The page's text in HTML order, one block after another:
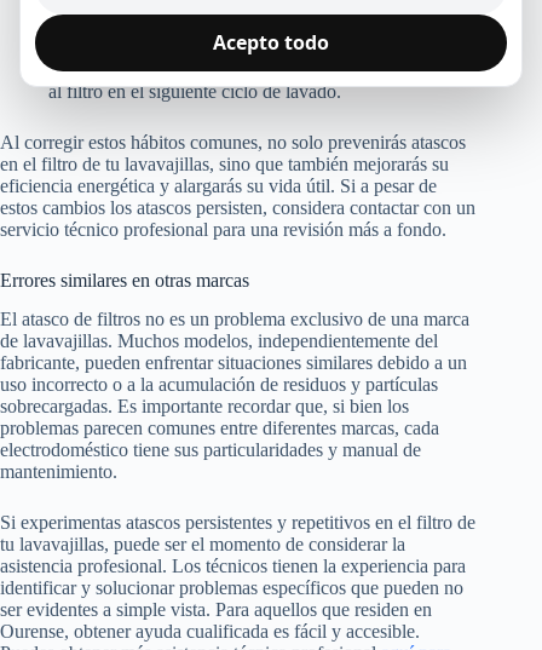
No vaciar el lavavajillas a tiempo:
limpios en el lavavajillas por mucho tiempo, podrían
captar polvo y otras partículas, que eventualmente irán
al filtro en el siguiente ciclo de lavado.
Al corregir estos hábitos comunes, no solo prevenirás atascos
en el filtro de tu lavavajillas, sino que también mejorarás su
eficiencia energética y alargarás su vida útil. Si a pesar de
estos cambios los atascos persisten, considera contactar con un
servicio técnico profesional para una revisión más a fondo.
Errores similares en otras marcas
El atasco de filtros no es un problema exclusivo de una marca
de lavavajillas. Muchos modelos, independientemente del
fabricante, pueden enfrentar situaciones similares debido a un
uso incorrecto o a la acumulación de residuos y partículas
sobrecargadas. Es importante recordar que, si bien los
problemas parecen comunes entre diferentes marcas, cada
electrodoméstico tiene sus particularidades y manual de
mantenimiento.
Si experimentas atascos persistentes y repetitivos en el filtro de
tu lavavajillas, puede ser el momento de considerar la
asistencia profesional. Los técnicos tienen la experiencia para
identificar y solucionar problemas específicos que pueden no
ser evidentes a simple vista. Para aquellos que residen en
Ourense, obtener ayuda cualificada es fácil y accesible.
Acepto todo